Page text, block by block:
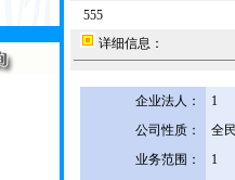
555
详细信息：
企业法人：
1
公司性质：
全
业务范围：
1